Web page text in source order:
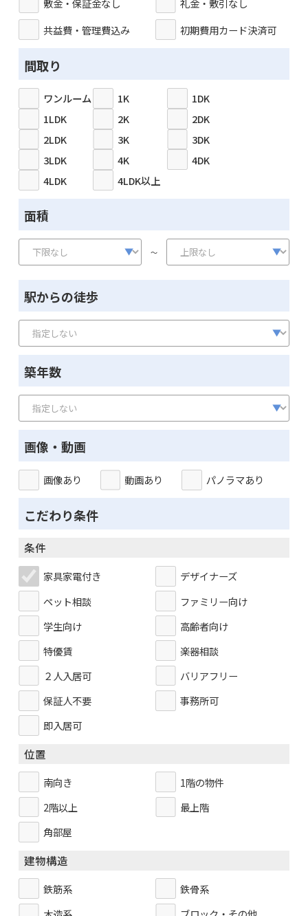
敷金・保証金なし
礼金・敷引なし
共益費・管理費込み
初期費用カード決済可
間取り
ワンルーム 1K
1DK
1LDK
2K
2DK
2LDK
3K
3DK
3LDK
4K
4DK
4LDK
4LDK以上
面積
～
駅からの徒歩
築年数
画像・動画
画像あり 動画あり パノラマあり
こだわり条件
条件
家具家電付き
デザイナーズ
ペット相談
ファミリー向け
学生向け
高齢者向け
特優賃
楽器相談
２人入居可
バリアフリー
保証人不要
事務所可
即入居可
位置
南向き
1階の物件
2階以上
最上階
角部屋
建物構造
鉄筋系
鉄骨系